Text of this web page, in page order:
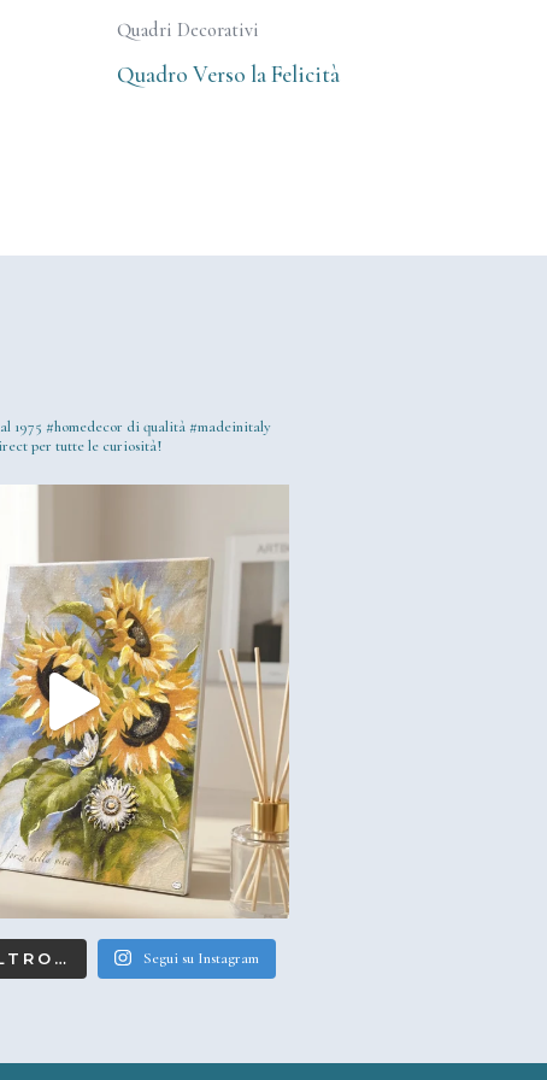
Quadri Decorativi
Quadro Verso la Felicità
1975 #homedecor di qualità #madeinitaly
per tutte le curiosità!
Segui su Instagram